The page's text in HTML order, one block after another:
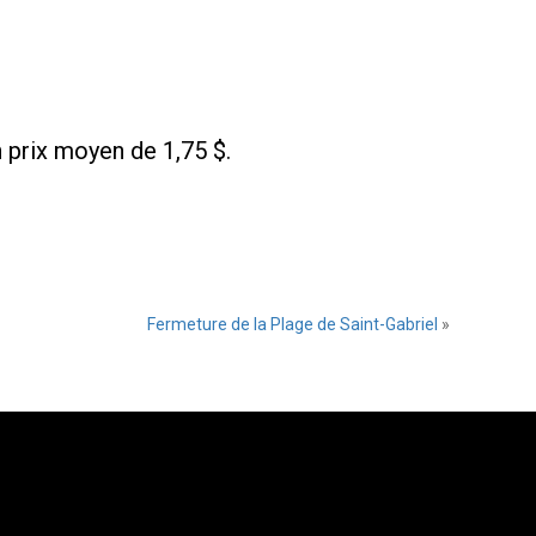
prix moyen de 1,75 $.
Fermeture de la Plage de Saint-Gabriel »